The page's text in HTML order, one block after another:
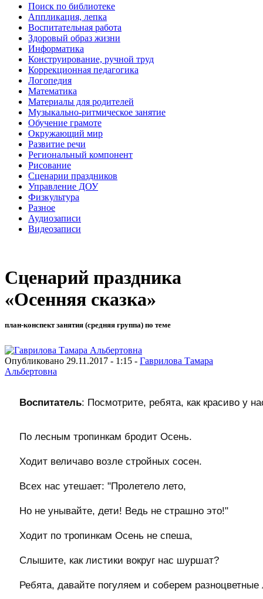
Поиск по библиотеке
Аппликация, лепка
Воспитательная работа
Здоровый образ жизни
Информатика
Конструирование, ручной труд
Коррекционная педагогика
Логопедия
Математика
Материалы для родителей
Музыкально-ритмическое занятие
Обучение грамоте
Окружающий мир
Развитие речи
Региональный компонент
Рисование
Сценарии праздников
Управление ДОУ
Физкультура
Разное
Аудиозаписи
Видеозаписи
Сценарий праздника
«Осенняя сказка»
план-конспект занятия (средняя группа) по теме
Опубликовано 29.11.2017 - 1:15 - Гаврилова Тамара
Альбертовна
Воспитатель: Посмотрите, ребята, как красиво у
По лесным тропинкам бродит Осень.
Ходит величаво возле стройных сосен.
Всех нас утешает: "Пролетело лето,
Но не унывайте, дети! Ведь не страшно это!"
Ходит по тропинкам Осень не спеша,
Слышите, как листики вокруг нас шуршат?
Ребята, давайте погуляем и соберем разноцветные